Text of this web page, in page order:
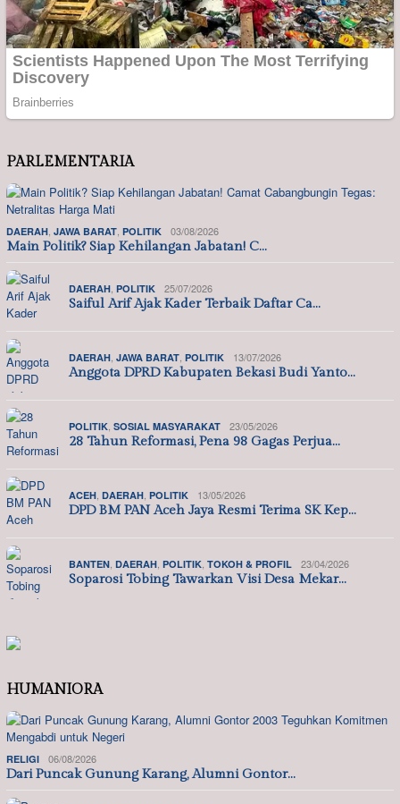
PARLEMENTARIA
DAERAH JAWA BARAT POLITIK 03/08/2026
Main Politik? Siap Kehilangan Jabatan! C…
DAERAH POLITIK 25/07/2026
Saiful Arif Ajak Kader Terbaik Daftar Ca…
DAERAH JAWA BARAT POLITIK 13/07/2026
Anggota DPRD Kabupaten Bekasi Budi Yanto…
POLITIK SOSIAL MASYARAKAT 23/05/2026
28 Tahun Reformasi, Pena 98 Gagas Perjua…
ACEH DAERAH POLITIK 13/05/2026
DPD BM PAN Aceh Jaya Resmi Terima SK Kep…
BANTEN DAERAH POLITIK TOKOH & PROFIL 23/04/2026
Soparosi Tobing Tawarkan Visi Desa Mekar…
HUMANIORA
RELIGI 06/08/2026
Dari Puncak Gunung Karang, Alumni Gontor…